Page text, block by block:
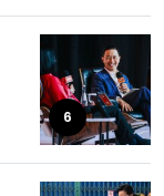
6